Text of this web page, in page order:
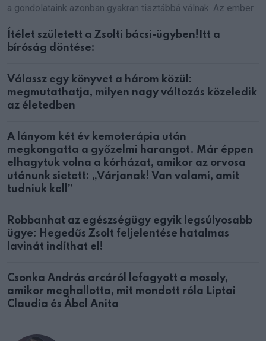
a gondolataink azonban gyakran tisztábbá válnak. Az ember
Ítélet született a Zsolti bácsi-ügyben!Itt a
bíróság döntése:
Válassz egy könyvet a három közül:
megmutathatja, milyen nagy változás közeledik
az életedben
A lányom két év kemoterápia után
megkongatta a győzelmi harangot. Már éppen
elhagytuk volna a kórházat, amikor az orvosa
utánunk sietett: „Várjanak! Van valami, amit
tudniuk kell”
Robbanhat az egészségügy egyik legsúlyosabb
ügye: Hegedűs Zsolt feljelentése hatalmas
lavinát indíthat el!
Csonka András arcáról lefagyott a mosoly,
amikor meghallotta, mit mondott róla Liptai
Claudia és Ábel Anita